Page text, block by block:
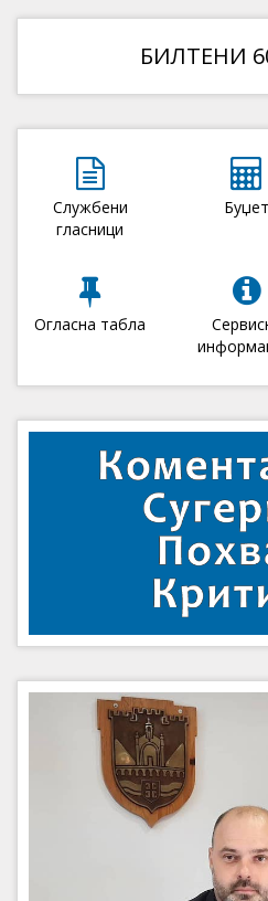
БИЛТЕНИ
Службени
гласници
Буџет
Огласна табла